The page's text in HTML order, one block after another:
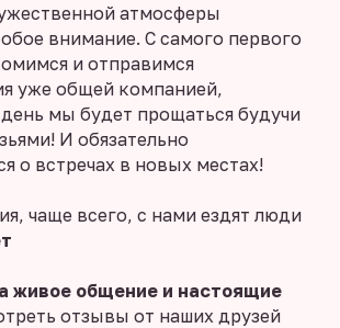
атмосферы
внимание. С самого первого
и отправимся
уже общей компанией,
мы будет прощаться будучи
И обязательно
о встречах в новых местах!
чаще всего, с нами ездят люди
живое общение и настоящие
отзывы от наших друзей